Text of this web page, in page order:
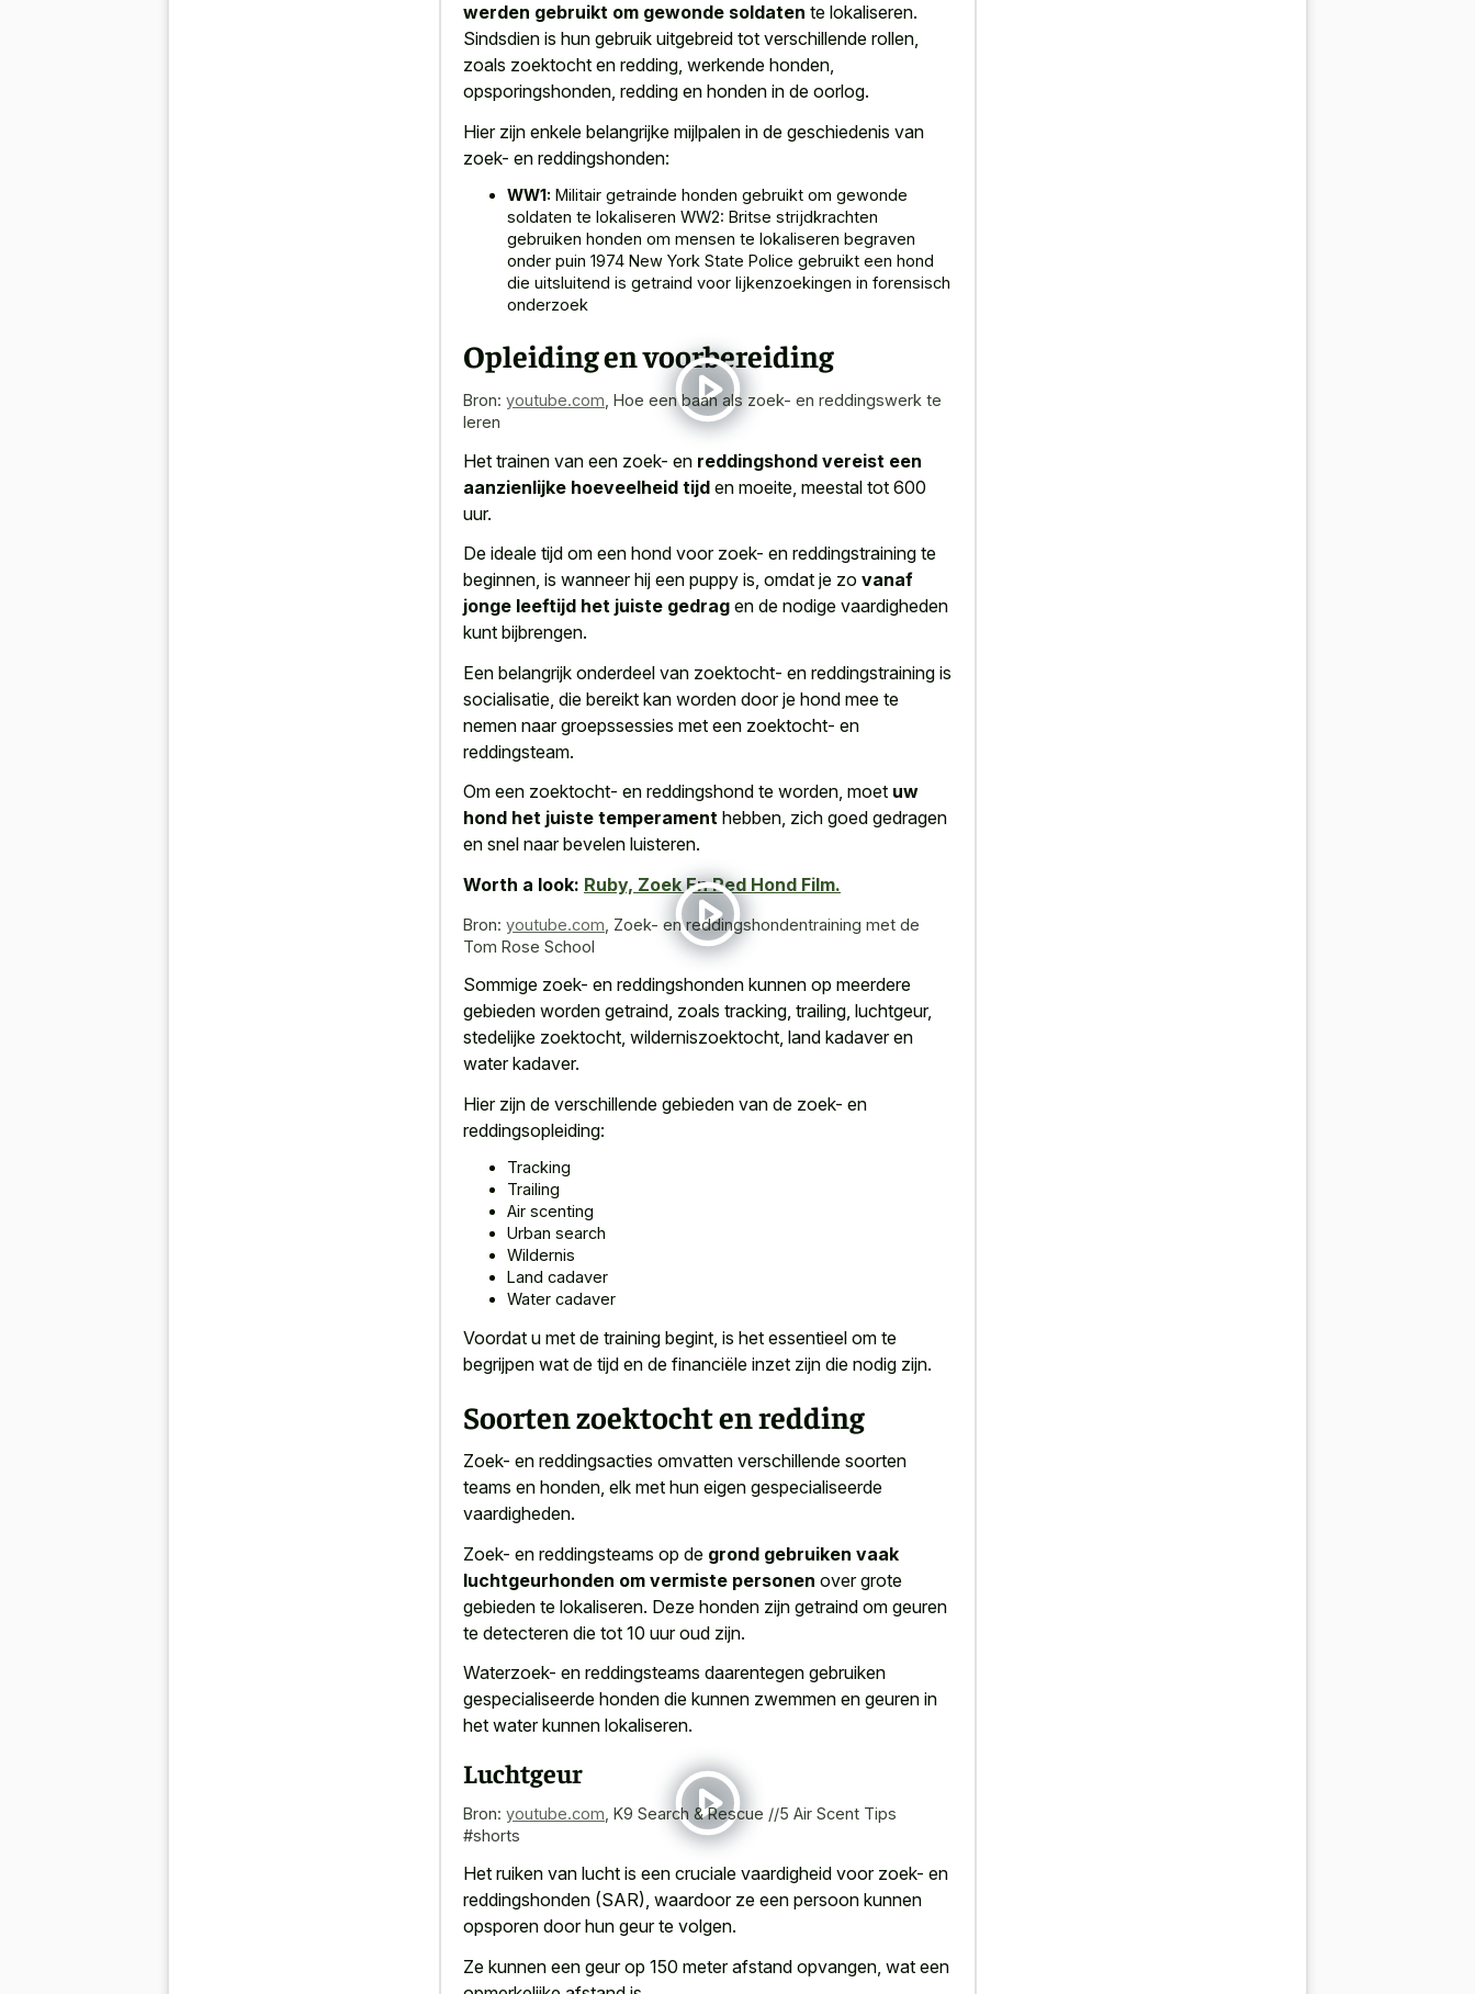
werden gebruikt om gewonde soldaten te lokaliseren.
Sindsdien is hun gebruik uitgebreid tot verschillende rollen,
zoals zoektocht en redding, werkende honden,
opsporingshonden, redding en honden in de oorlog.
Hier zijn enkele belangrijke mijlpalen in de geschiedenis van
zoek- en reddingshonden:
WW1: Militair getrainde honden gebruikt om gewonde
soldaten te lokaliseren WW2: Britse strijdkrachten
gebruiken honden om mensen te lokaliseren begraven
onder puin 1974 New York State Police gebruikt een hond
die uitsluitend is getraind voor lijkenzoekingen in forensisch
onderzoek
Opleiding en voorbereiding
Bron: youtube.com Hoe een baan als zoek- en reddingswerk te
leren
Het trainen van een zoek- en reddingshond vereist een
aanzienlijke hoeveelheid tijd en moeite, meestal tot 600
uur.
De ideale tijd om een hond voor zoek- en reddingstraining te
beginnen, is wanneer hij een puppy is, omdat je zo vanaf
jonge leeftijd het juiste gedrag en de nodige vaardigheden
kunt bijbrengen.
Een belangrijk onderdeel van zoektocht- en reddingstraining is
socialisatie, die bereikt kan worden door je hond mee te
nemen naar groepssessies met een zoektocht- en
reddingsteam.
Om een zoektocht- en reddingshond te worden, moet uw
hond het juiste temperament hebben, zich goed gedragen
en snel naar bevelen luisteren.
Worth a look: Ruby, Zoek En Red Hond Film.
Bron: youtube.com Zoek- en reddingshondentraining met de
Tom Rose School
Sommige zoek- en reddingshonden kunnen op meerdere
gebieden worden getraind, zoals tracking, trailing, luchtgeur,
stedelijke zoektocht, wilderniszoektocht, land kadaver en
water kadaver.
Hier zijn de verschillende gebieden van de zoek- en
reddingsopleiding:
Tracking
Trailing
Air scenting
Urban search
Wildernis
Land cadaver
Water cadaver
Voordat u met de training begint, is het essentieel om te
begrijpen wat de tijd en de financiële inzet zijn die nodig zijn.
Soorten zoektocht en redding
Zoek- en reddingsacties omvatten verschillende soorten
teams en honden, elk met hun eigen gespecialiseerde
vaardigheden.
Zoek- en reddingsteams op de grond gebruiken vaak
luchtgeurhonden om vermiste personen over grote
gebieden te lokaliseren. Deze honden zijn getraind om geuren
te detecteren die tot 10 uur oud zijn.
Waterzoek- en reddingsteams daarentegen gebruiken
gespecialiseerde honden die kunnen zwemmen en geuren in
het water kunnen lokaliseren.
Luchtgeur
Bron: youtube.com K9 Search & Rescue //5 Air Scent Tips
#shorts
Het ruiken van lucht is een cruciale vaardigheid voor zoek- en
reddingshonden (SAR), waardoor ze een persoon kunnen
opsporen door hun geur te volgen.
Ze kunnen een geur op 150 meter afstand opvangen, wat een